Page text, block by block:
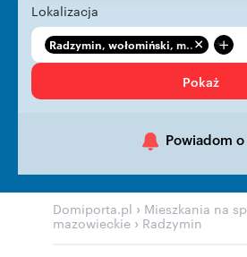
Lokalizacja
Radzymin, wołomiński, m... +
Pokaż
Powiadom
Domiporta.pl › Mieszkania na
mazowieckie › Radzymin